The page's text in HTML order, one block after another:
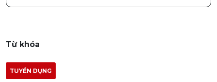
Từ khóa
TUYỂN DỤNG